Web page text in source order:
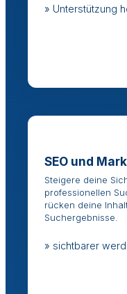
» Unterstützung
SEO und
Steigere deine
professionellen
rücken deine
Suchergebnisse.
» sichtbarer